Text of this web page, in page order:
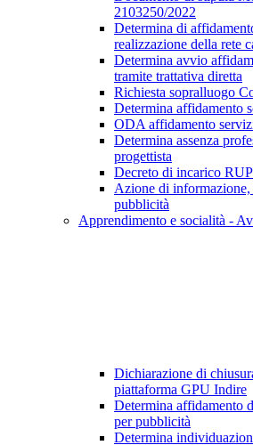
2103250/2022
Determina di
realizzazione della rete
Determina avvio
tramite trattativa diretta
Richiesta sopralluogo
Determina affidamento
ODA affidamento
Determina assenza
progettista
Decreto di incarico RUP
Azione di
pubblicità
Apprendimento e socialità -
Dichiarazione di
piattaforma GPU Indire
Determina affidamento
per pubblicità
Determina